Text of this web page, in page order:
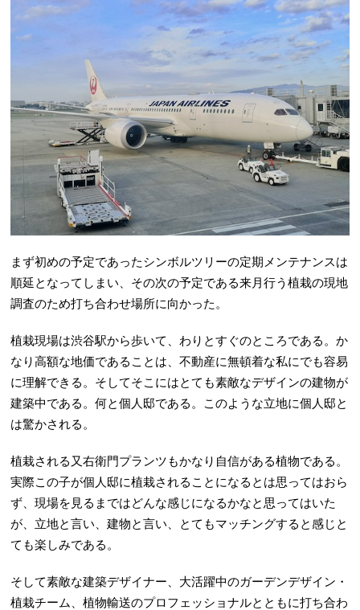
まず初めの予定であったシンボルツリーの定期メンテナンスは
順延となってしまい、その次の予定である来月行う植栽の現地
調査のため打ち合わせ場所に向かった。
植栽現場は渋谷駅から歩いて、わりとすぐのところである。か
なり高額な地価であることは、不動産に無頓着な私にでも容易
に理解できる。そしてそこにはとても素敵なデザインの建物が
建築中である。何と個人邸である。このような立地に個人邸と
は驚かされる。
植栽される又右衛門プランツもかなり自信がある植物である。
実際この子が個人邸に植栽されることになるとは思ってはおら
ず、現場を見るまではどんな感じになるかなと思ってはいた
が、立地と言い、建物と言い、とてもマッチングすると感じと
ても楽しみである。
そして素敵な建築デザイナー、大活躍中のガーデンデザイン・
植栽チーム、植物輸送のプロフェッショナルとともに打ち合わ